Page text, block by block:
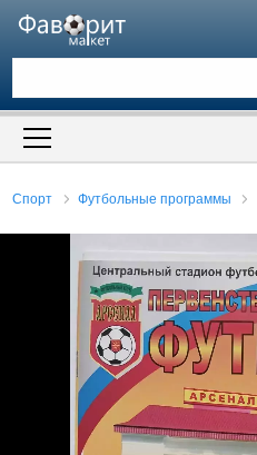
Искать также в описании
Спорт Футбольные программы